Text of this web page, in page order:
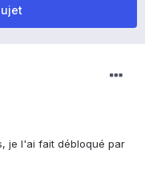
je l'ai fait débloqué par